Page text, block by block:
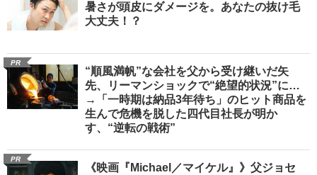
暑さが頭皮にダメージを。あなたの抜け毛
大丈夫！？
PR
“順風満帆”な会社を父から受け継いだ矢
先、リーマンショックで“絶望的状況”に…
→「一時期は納品3年待ち」のヒット商品を
生んで危機を脱した四代目社長が明か
す、“逆転の戦術”
PR
《映画『Michael／マイケル』》父ジョセ